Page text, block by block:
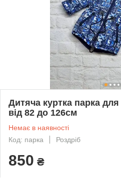
Дитяча куртка парка для
від 82 до 126см
Немає в наявності
Код: парка
Роздріб
850 ₴